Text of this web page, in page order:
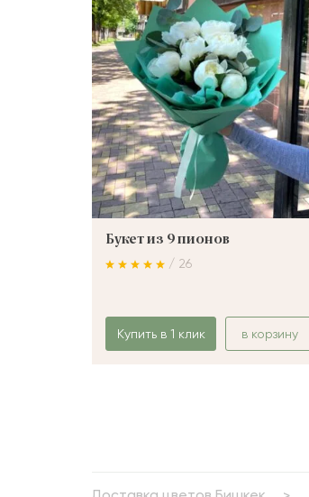
Букет из 9 пионов
/ 26
Купить в 1 клик в корзину